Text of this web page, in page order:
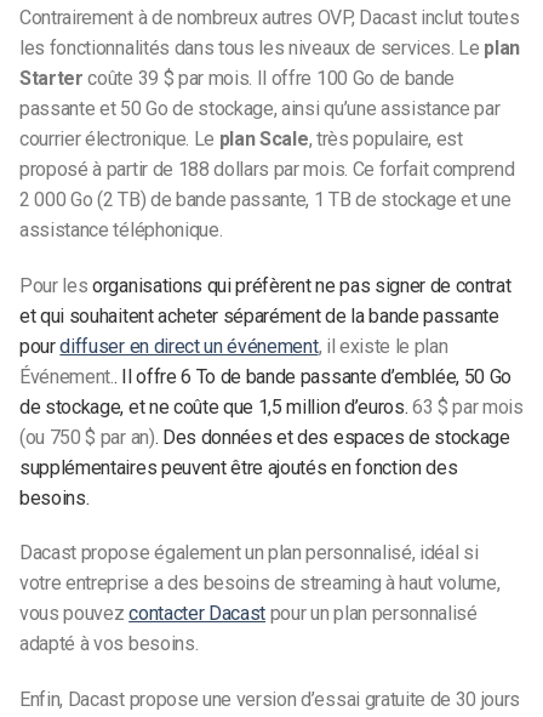
Contrairement à de nombreux autres OVP, Dacast inclut toutes
les fonctionnalités dans tous les niveaux de services. Le plan
Starter coûte 39 $ par mois. Il offre 100 Go de bande
passante et 50 Go de stockage, ainsi qu’une assistance par
courrier électronique. Le plan Scale, très populaire, est
proposé à partir de 188 dollars par mois. Ce forfait comprend
2 000 Go (2 TB) de bande passante, 1 TB de stockage et une
assistance téléphonique.
Pour lesorganisations qui préfèrent ne pas signer de contrat
et qui souhaitent acheter séparément de la bande passante
pourdiffuser en direct un événement, il existe le plan
Événement. . Il offre 6 To de bande passante d’emblée, 50 Go
de stockage, et ne coûte que 1,5 million d’euros. 63 $ par mois
(ou 750 $ par an). Des données et des espaces de stockage
supplémentaires peuvent être ajoutés en fonction des
besoins.
Dacast propose également un plan personnalisé, idéal si
votre entreprise a des besoins de streaming à haut volume,
vous pouvezcontacter Dacast pour un plan personnalisé
adapté à vos besoins.
Enfin, Dacast propose une version d’essai gratuite de 30 jours